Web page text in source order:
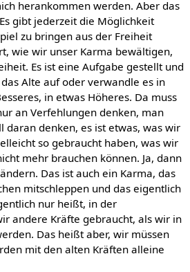
herankommen werden. Aber das
gibt jederzeit die Möglichkeit
zu bringen aus der Freiheit
wie wir unser Karma bewältigen,
Es ist eine Aufgabe gestellt und
Alte auf oder verwandle es in
in etwas Höheres. Da muss
an Verfehlungen denken, man
daran denken, es ist etwas, was wir
so gebraucht haben, was wir
mehr brauchen können. Ja, dann
Das ist auch ein Karma, das
mitschleppen und das eigentlich
nur heißt, in der
andere Kräfte gebraucht, als wir in
Das heißt aber, wir müssen
mit den alten Kräften alleine